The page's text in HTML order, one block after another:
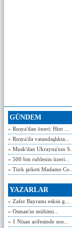
GÜNDEM
» Rusya'dan öneri: Hint ...
» Rusya'da vatandaşlıkta...
» Musk'dan Ukrayna'nın S...
» 500 bin rublenin üzeri...
» Türk şirketi Madame Co...
YAZARLAR
» Zafer Bayramı eskisi g...
» Osman'ın mühimi...
» 1 Nisan arifesinde son...